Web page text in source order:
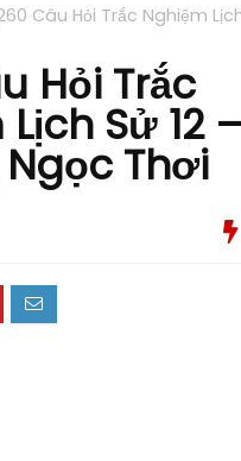
Câu Hỏi Trắc Nghiệm
Hỏi Trắc
Sử 12 –
Thơi